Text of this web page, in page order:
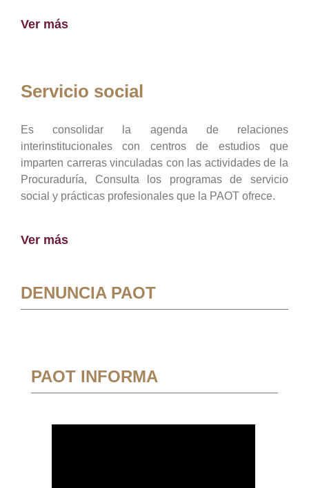
Ver más
Servicio social
Es consolidar la agenda de relaciones
interinstitucionales con centros de estudios que
imparten carreras vinculadas con las actividades de la
Procuraduría, Consulta los programas de servicio
social y prácticas profesionales que la PAOT ofrece.
Ver más
DENUNCIA PAOT
PAOT INFORMA